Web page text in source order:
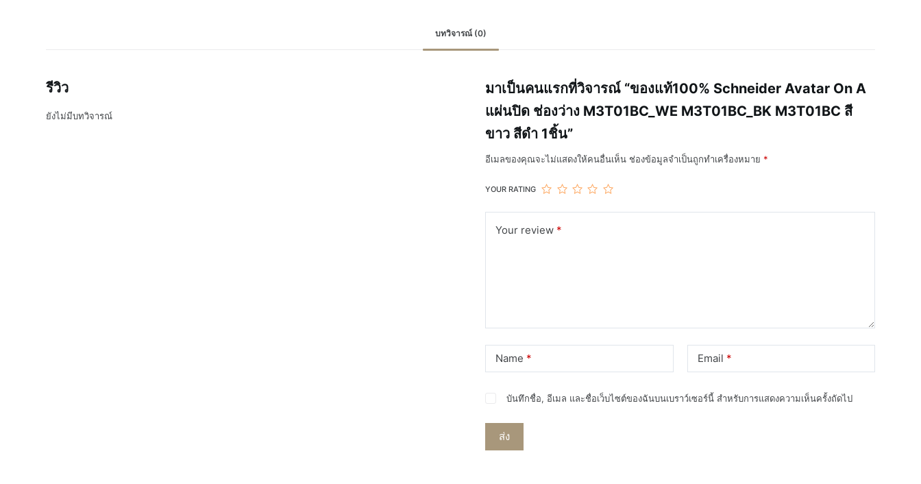
บทวิจารณ์ (0)
รีวิว
ยังไม่มีบทวิจารณ์
มาเป็นคนแรกที่วิจารณ์ “ของแท้100% Schneider Avatar On A
แผ่นปิด ช่องว่าง M3T01BC_WE M3T01BC_BK M3T01BC สี
ขาว สีดำ 1ชิ้น”
อีเมลของคุณจะไม่แสดงให้คนอื่นเห็น ช่องข้อมูลจำเป็นถูกทำเครื่องหมาย *
YOUR RATING
Your review *
Name * Email *
บันทึกชื่อ, อีเมล และชื่อเว็บไซต์ของฉันบนเบราว์เซอร์นี้ สำหรับการแสดงความเห็นครั้งถัดไป
ส่ง